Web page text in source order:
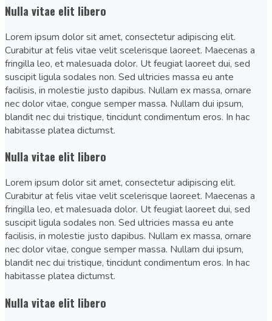
Nulla vitae elit libero
Lorem ipsum dolor sit amet, consectetur adipiscing elit.
Curabitur at felis vitae velit scelerisque laoreet. Maecenas a
fringilla leo, et malesuada dolor. Ut feugiat laoreet dui, sed
suscipit ligula sodales non. Sed ultricies massa eu ante
facilisis, in molestie justo dapibus. Nullam ex massa, ornare
nec dolor vitae, congue semper massa. Nullam dui ipsum,
blandit nec dui tristique, tincidunt condimentum eros. In hac
habitasse platea dictumst.
Nulla vitae elit libero
Lorem ipsum dolor sit amet, consectetur adipiscing elit.
Curabitur at felis vitae velit scelerisque laoreet. Maecenas a
fringilla leo, et malesuada dolor. Ut feugiat laoreet dui, sed
suscipit ligula sodales non. Sed ultricies massa eu ante
facilisis, in molestie justo dapibus. Nullam ex massa, ornare
nec dolor vitae, congue semper massa. Nullam dui ipsum,
blandit nec dui tristique, tincidunt condimentum eros. In hac
habitasse platea dictumst.
Nulla vitae elit libero